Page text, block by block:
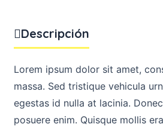
Descripción
Lorem ipsum dolor sit amet,
massa. Sed tristique vehicula
egestas id nulla at lacinia.
posuere enim. Quisque mollis